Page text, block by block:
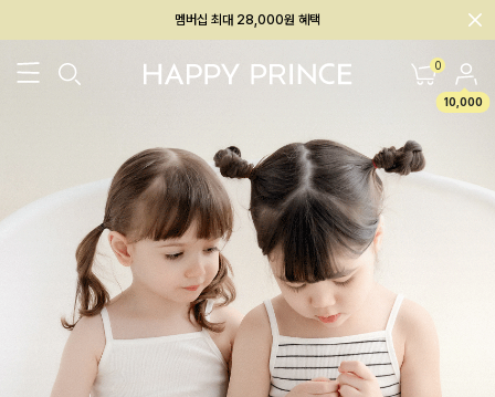
회원전용 아울렛, 가입하면 ~60% 할인!
0
10,000